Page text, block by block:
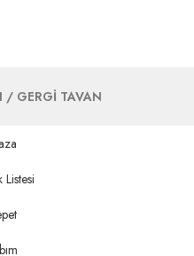
/ GERGİ TAVAN
Listesi